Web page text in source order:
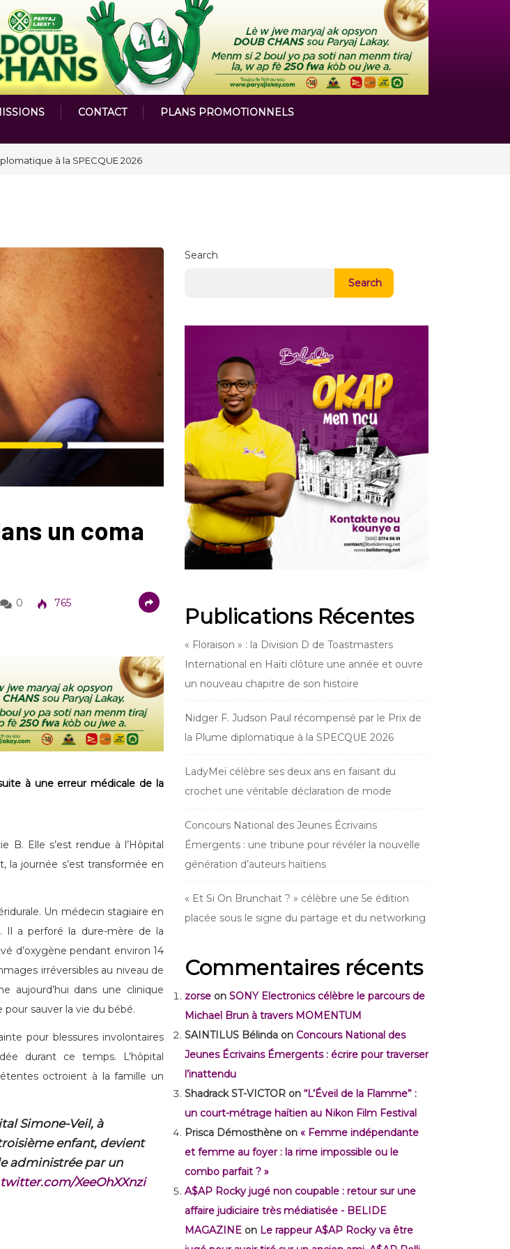
CONTACT PLANS PROMOTIONNELS
à la SPECQUE 2026
un coma
0 765
à une erreur médicale de la
Elle s’est rendue à l’Hôpital
la journée s’est transformée en
Un médecin stagiaire en
Il a perforé la dure-mère de la
d’oxygène pendant environ 14
irréversibles au niveau de
aujourd’hui dans une clinique
sauver la vie du bébé.
pour blessures involontaires
durant ce temps. L’hôpital
octroient à la famille un
Simone-Veil, à
enfant, devient
administrée par un
XeeOhXXnzi
Search
Search
Publications Récentes
« Floraison » : la Division D de Toastmasters
International en Haïti clôture une année et ouvre
un nouveau chapitre de son histoire
Nidger F. Judson Paul récompensé par le Prix de
la Plume diplomatique à la SPECQUE 2026
LadyMeï célèbre ses deux ans en faisant du
crochet une véritable déclaration de mode
Concours National des Jeunes Écrivains
Émergents : une tribune pour révéler la nouvelle
génération d’auteurs haïtiens
« Et Si On Brunchait ? » célèbre une 5e édition
placée sous le signe du partage et du networking
Commentaires récents
zorse on SONY Electronics célèbre le parcours de
Michael Brun à travers MOMENTUM
SAINTILUS Bélinda on Concours National des
Jeunes Écrivains Émergents : écrire pour traverser
l’inattendu
Shadrack ST-VICTOR on “L’Éveil de la Flamme” :
un court-métrage haïtien au Nikon Film Festival
Prisca Démosthène on « Femme indépendante
et femme au foyer : la rime impossible ou le
combo parfait ? »
A$AP Rocky jugé non coupable : retour sur une
affaire judiciaire très médiatisée - BELIDE
MAGAZINE on Le rappeur A$AP Rocky va être